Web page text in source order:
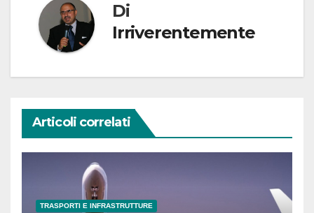
Di
Irriverentemente
Articoli correlati
TRASPORTI E INFRASTRUTTURE